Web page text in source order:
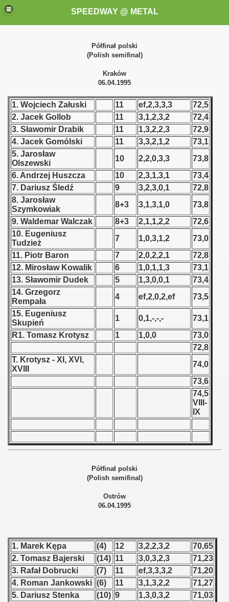
SPEEDWAY @ METAL
Półfinał polski
(Polish semifinal)
Kraków
06.04.1995
1. Wojciech Załuski 11 ef,2,3,3,3
72,5
2. Jacek Gollob
11 3,1,2,3,2
72,4
3. Sławomir Drabik
11 1,3,2,2,3
72,9
4. Jacek Gomólski
11 3,3,2,1,2
73,1
5. Jarosław
Olszewski
10 2,2,0,3,3
73,8
6. Andrzej Huszcza
10 2,3,1,3,1
73,4
7. Dariusz Śledź
9 3,2,3,0,1
72,8
8. Jarosław
Szymkowiak
8+3 3,1,3,1,0
73,8
9. Waldemar Walczak
8+3 2,1,1,2,2
72,6
10. Eugeniusz
Tudzież
7 1,0,3,1,2
73,0
11. Piotr Baron
7 2,0,2,2,1
72,8
12. Mirosław Kowalik
6 1,0,1,1,3
73,1
13. Sławomir Dudek
5 1,3,0,0,1
73,4
14. Grzegorz
Rempała
4 ef,2,0,2,ef
73,5
15. Eugeniusz
Skupień
1 0,1,-,-,-
73,1
R1. Tomasz Krotysz
1 1,0,0
73,0
72,8
T. Krotysz - XI, XVI,
XVIII
74,0
73,6
74,5
VIII-
IX
Półfinał polski
(Polish semifinal)
Ostrów
06.04.1995
1. Marek Kępa (4) 12 3,2,2,3,2
70,65
2. Tomasz Bajerski
(14) 11 3,0,3,2,3
71,23
3. Rafał Dobrucki
(7) 11 ef,3,3,3,2
71,20
4. Roman Jankowski (6) 11 3,1,3,2,2
71,27
5. Dariusz Stenka
(10) 9 1,3,0,3,2
71,03
these speedway programms)
(My speedway programmes to exchange or sale)
Świata (World Speedway Championship)
1946
- 1954
- 1959
- 1960
- 1961